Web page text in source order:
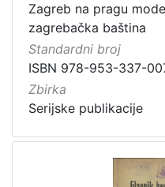
Zagreb na pragu
zagrebačka baština
Standardni broj
ISBN 978-953-337-
Zbirka
Serijske publikacije